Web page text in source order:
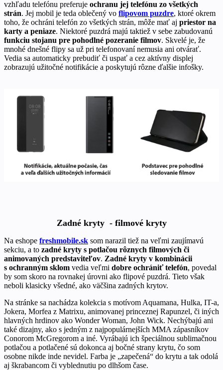
vzhľadu telefónu preferuje ochranu jej telefónu zo všetkých
strán. Jej mobil je teda oblečený vo flipovom puzdre, ktoré okrem
toho, že ochráni telefón zo všetkých strán, môže mať aj priestor na
karty a peniaze. Niektoré puzdrá majú taktiež v sebe zabudovanú
funkciu stojanu pre pohodlné pozeranie filmov. Skvelé je, že
mnohé dnešné flipy sa už pri telefonovaní nemusia ani otvárať.
Vedia sa automaticky prebudiť či uspať a cez aktívny displej
zobrazujú užitočné notifikácie a poskytujú rôzne ďalšie infošky.
Zadné kryty - filmové kryty
Na eshope freshmobile.sk som narazil tiež na veľmi zaujímavú
sekciu, a to zadné kryty s potlačou rôznych filmových či
animovaných predstaviteľov. Zadné kryty v kombinácii
s ochranným sklom vedia veľmi dobre ochrániť telefón, povedal
by som skoro na rovnakej úrovni ako flipové puzdrá. Tieto však
neboli klasicky všedné, ako väčšina zadných krytov.
Na stránke sa nachádza kolekcia s motívom Aquamana, Hulka, IT-a,
Jokera, Morfea z Matrixu, animovanej princeznej Rapunzel, či iných
hlavných hrdinov ako Wonder Woman, John Wick. Nechýbajú ani
také dizajny, ako s jedným z najpopulárnejších MMA zápasníkov
Conorom McGregorom a iné. Vyrábajú ich špeciálnou sublimačnou
potlačou a potlačené sú dokonca aj bočné strany krytu, čo som
osobne nikde inde nevidel. Farba je „zapečená“ do krytu a tak odolá
aj škrabancom či vyblednutiu po dlhšom čase.